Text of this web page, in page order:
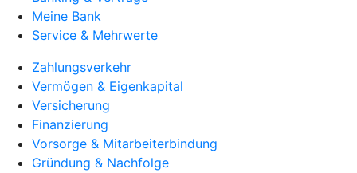
Meine Bank
Service & Mehrwerte
Zahlungsverkehr
Vermögen & Eigenkapital
Versicherung
Finanzierung
Vorsorge & Mitarbeiterbindung
Gründung & Nachfolge